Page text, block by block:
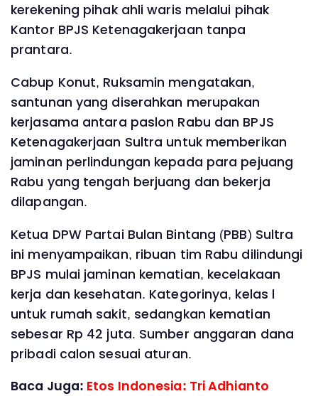
kerekening pihak ahli waris melalui pihak
Kantor BPJS Ketenagakerjaan tanpa
prantara.
Cabup Konut, Ruksamin mengatakan,
santunan yang diserahkan merupakan
kerjasama antara paslon Rabu dan BPJS
Ketenagakerjaan Sultra untuk memberikan
jaminan perlindungan kepada para pejuang
Rabu yang tengah berjuang dan bekerja
dilapangan.
Ketua DPW Partai Bulan Bintang (PBB) Sultra
ini menyampaikan, ribuan tim Rabu dilindungi
BPJS mulai jaminan kematian, kecelakaan
kerja dan kesehatan. Kategorinya, kelas l
untuk rumah sakit, sedangkan kematian
sebesar Rp 42 juta. Sumber anggaran dana
pribadi calon sesuai aturan.
Baca Juga: Etos Indonesia: Tri Adhianto